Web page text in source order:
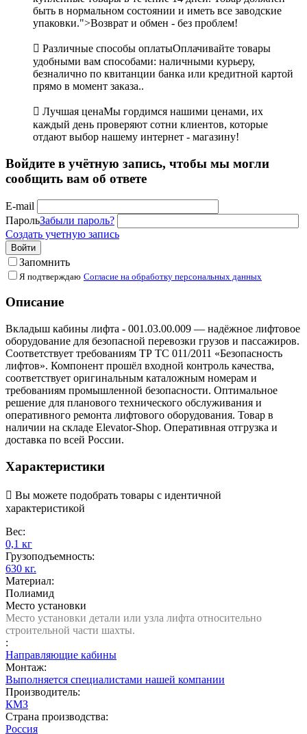
быть в нормальном состоянии и иметь все заводские
упаковки.">Возврат и обмен - без проблем!
 Различные способы оплатыОплачивайте товары
удобными вам способами: наличными курьеру,
безналично по квитанции банка или кредитной картой
прямо в момент заказа..
 Лучшая ценаМы гордимся нашими ценами, их
каждый день проверяют сотни клиентов, которые
отдают выбор нашему интернет - магазину!
Войдите в учётную запись, чтобы мы могли
сообщить вам об ответе
E-mail
ПарольЗабыли пароль?
Создать учетную запись
Войти
Запомнить
Я подтверждаю Согласие на обработку персональных данных
Описание
Вкладыш кабины лифта - 001.03.00.009 — надёжное лифтовое
оборудование для безопасной перевозки грузов и пассажиров.
Соответствует требованиям ТР ТС 011/2011 «Безопасность
лифтов». Компонент прошёл входной контроль качества,
соответствует оригинальным каталожным номерам и
требованиям промышленной безопасности. Оптимальное
решение для планового технического обслуживания и
оперативного ремонта лифтового оборудования. Товар в
наличии на складе Elevator-Shop. Оперативная отгрузка и
доставка по всей России.
Характеристики
 Вы можете подобрать товары с идентичной
характеристикой
Вес:
0,1 кг
Грузоподъемность:
630 кг.
Материал:
Полиамид
Место установки
Место установки детали или узла лифта относительно
строительной части шахты.
:
Направляющие кабины
Монтаж:
Выполняется специалистами нашей компании
Производитель:
КМЗ
Страна производства:
Россия